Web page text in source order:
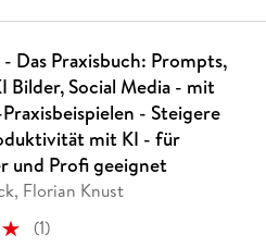
Das Praxisbuch: Prompts,
Bilder, Social Media - mit
- Steigere
mit KI - für
und Profi geeignet
Florian Knust
(1)